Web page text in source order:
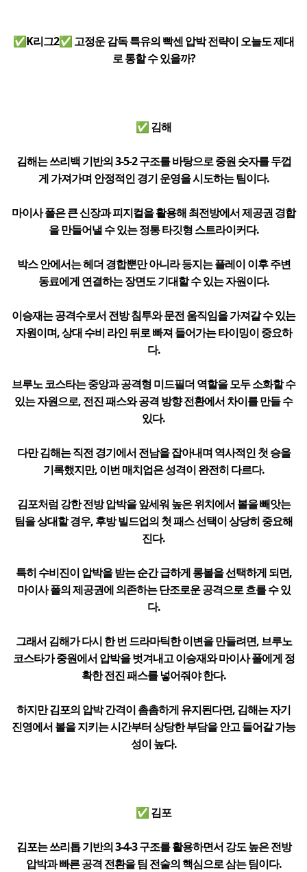
✅K리그2✅ 고정운 감독 특유의 빡센 압박 전략이 오늘도 제대
로 통할 수 있을까?
✅ 김해
김해는 쓰리백 기반의 3-5-2 구조를 바탕으로 중원 숫자를 두껍
게 가져가며 안정적인 경기 운영을 시도하는 팀이다.
마이사 폴은 큰 신장과 피지컬을 활용해 최전방에서 제공권 경합
을 만들어낼 수 있는 정통 타깃형 스트라이커다.
박스 안에서는 헤더 경합뿐만 아니라 등지는 플레이 이후 주변
동료에게 연결하는 장면도 기대할 수 있는 자원이다.
이승재는 공격수로서 전방 침투와 문전 움직임을 가져갈 수 있는
자원이며, 상대 수비 라인 뒤로 빠져 들어가는 타이밍이 중요하
다.
브루노 코스타는 중앙과 공격형 미드필더 역할을 모두 소화할 수
있는 자원으로, 전진 패스와 공격 방향 전환에서 차이를 만들 수
있다.
다만 김해는 직전 경기에서 전남을 잡아내며 역사적인 첫 승을
기록했지만, 이번 매치업은 성격이 완전히 다르다.
김포처럼 강한 전방 압박을 앞세워 높은 위치에서 볼을 빼앗는
팀을 상대할 경우, 후방 빌드업의 첫 패스 선택이 상당히 중요해
진다.
특히 수비진이 압박을 받는 순간 급하게 롱볼을 선택하게 되면,
마이사 폴의 제공권에 의존하는 단조로운 공격으로 흐를 수 있
다.
그래서 김해가 다시 한 번 드라마틱한 이변을 만들려면, 브루노
코스타가 중원에서 압박을 벗겨내고 이승재와 마이사 폴에게 정
확한 전진 패스를 넣어줘야 한다.
하지만 김포의 압박 간격이 촘촘하게 유지된다면, 김해는 자기
진영에서 볼을 지키는 시간부터 상당한 부담을 안고 들어갈 가능
성이 높다.
✅ 김포
김포는 쓰리톱 기반의 3-4-3 구조를 활용하면서 강도 높은 전방
압박과 빠른 공격 전환을 팀 전술의 핵심으로 삼는 팀이다.